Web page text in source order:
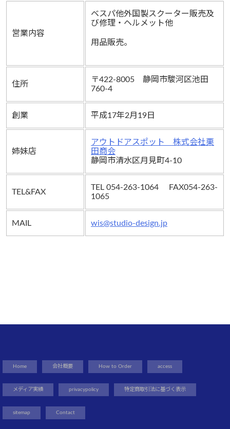
営業内容
ベスパ他外国製スクーター販売及
び修理・ヘルメット他
用品販売。
住所
〒422-8005 静岡市駿河区池田
760-4
創業 平成17年2月19日
姉妹店
アウトドアスポット 株式会社栗
田商会
静岡市清水区月見町4-10
TEL&FAX
TEL 054-263-1064 FAX054-263-
1065
MAIL wis@studio-design.jp
Home 会社概要 How to Order access
メディア実績 privacypolicy 特定商取引法に基づく表示
sitemap Contact